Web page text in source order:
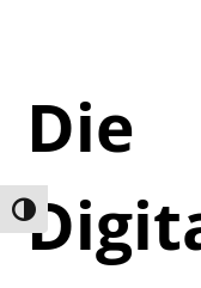
Umschalten auf hohe
Die